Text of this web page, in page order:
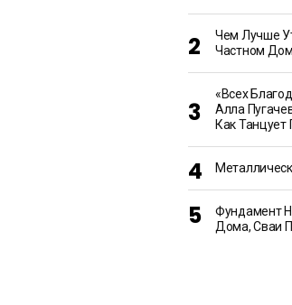
Чем Лучше
Частном
«Всех
Алла
Как
Фундамент
Дома, Сваи